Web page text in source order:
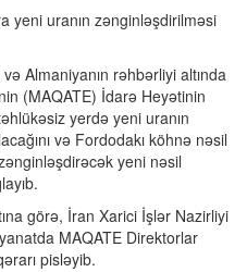
yeni uranın zənginləşdirilməsi
Almaniyanın rəhbərliyi altında
(MAQATE) İdarə Heyətinin
yerdə yeni uranın
və Fordodakı köhnə nəsil
yeni nəsil
görə, İran Xarici İşlər Nazirliyi
MAQATE Direktorlar
pisləyib.